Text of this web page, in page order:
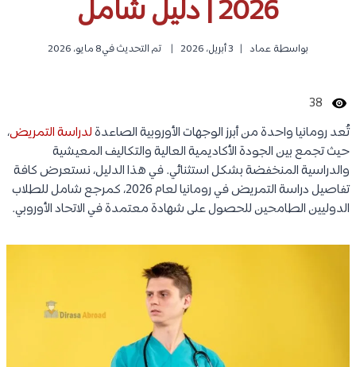
2026 | دليل شامل
بواسطة عماد 3 أبريل، 2026 تم التحديث في8 مايو، 2026
38
تُعد رومانيا واحدة من أبرز الوجهات الأوروبية الصاعدةلدراسة التمريض،
حيث تجمع بين الجودة الأكاديمية العالية والتكاليف المعيشية
والدراسية المنخفضة بشكل استثنائي. في هذا الدليل، نستعرض كافة
تفاصيل دراسة التمريض في رومانيا لعام 2026، كمرجع شامل للطلاب
الدوليين الطامحين للحصول على شهادة معتمدة في الاتحاد الأوروبي.